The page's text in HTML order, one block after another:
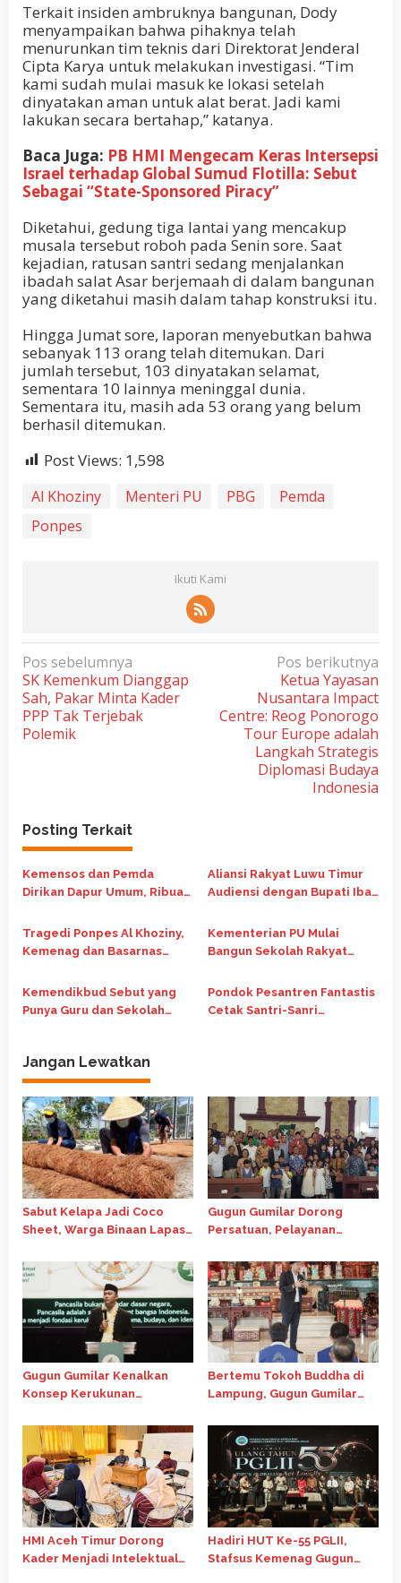
Terkait insiden ambruknya bangunan, Dody
menyampaikan bahwa pihaknya telah
menurunkan tim teknis dari Direktorat Jenderal
Cipta Karya untuk melakukan investigasi. “Tim
kami sudah mulai masuk ke lokasi setelah
dinyatakan aman untuk alat berat. Jadi kami
lakukan secara bertahap,” katanya.
Baca Juga: PB HMI Mengecam Keras Intersepsi
Israel terhadap Global Sumud Flotilla: Sebut
Sebagai “State-Sponsored Piracy”
Diketahui, gedung tiga lantai yang mencakup
musala tersebut roboh pada Senin sore. Saat
kejadian, ratusan santri sedang menjalankan
ibadah salat Asar berjemaah di dalam bangunan
yang diketahui masih dalam tahap konstruksi itu.
Hingga Jumat sore, laporan menyebutkan bahwa
sebanyak 113 orang telah ditemukan. Dari
jumlah tersebut, 103 dinyatakan selamat,
sementara 10 lainnya meninggal dunia.
Sementara itu, masih ada 53 orang yang belum
berhasil ditemukan.
Post Views: 1,598
Al Khoziny Menteri PU PBG
Pemda
Ponpes
Ikuti Kami
N
a
v
i
i
o
Pos sebelumnya
SK Kemenkum Dianggap
Sah, Pakar Minta Kader
PPP Tak Terjebak
Polemik
Pos berikutnya
Ketua Yayasan
Nusantara Impact
Centre: Reog Ponorogo
Tour Europe adalah
Langkah Strategis
Diplomasi Budaya
Indonesia
Posting Terkait
Kemensos dan Pemda
Dirikan Dapur Umum, Ribuan
Terdampak Banjir
Aliansi Rakyat Luwu Timur
Audiensi dengan Bupati Ibas
PTPN
Tragedi Ponpes Al Khoziny,
Kemenag dan Basarnas
Pesantren
Kementerian PU Mulai
Bangun Sekolah Rakyat
Agustus 2025
Kemendikbud Sebut yang
Punya Guru dan Sekolah
Pondok Pesantren Fantastis
Cetak Santri-Sanri
Jangan Lewatkan
Sabut Kelapa Jadi Coco
Sheet, Warga Binaan Lapas
China
Gugun Gumilar Dorong
Persatuan, Pelayanan
USU Tetap Berjalan
Gugun Gumilar Kenalkan
Konsep Kerukunan
Internasional Gereja Advent
Bertemu Tokoh Buddha di
Lampung, Gugun Gumilar
Persatuan Bangsa
HMI Aceh Timur Dorong
Kader Menjadi Intelektual
Hadiri HUT Ke-55 PGLII,
Stafsus Kemenag Gugun